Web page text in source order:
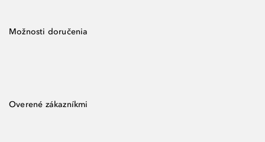
Možnosti doručenia
Overené zákazníkmi